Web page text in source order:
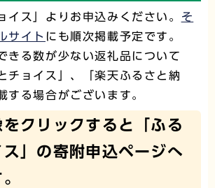
イス」よりお申込みください。 そ
サイト にも順次掲載予定です。
る数が少ない返礼品について
チョイス」、「楽天ふるさと納
する場合がございます。
クリックすると「ふる
ス」の寄附申込ページへ